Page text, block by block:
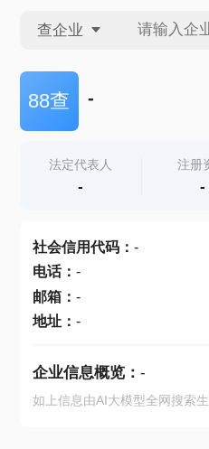
查企业
查企业
查产地
88查 -
法定代表人
-
注册
-
社会信用代码： -
电话： -
邮箱： -
地址： -
企业信息概览： -
如上信息由AI大模型全网搜索